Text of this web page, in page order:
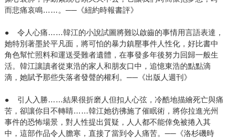
而悲痛哀鳴……。──《紐約時報書評》
● 令人心痛……韓江的小說試圖將難以啟齒的事情用言語表達，
她特別著墨於平凡面，將可怕的暴力鎮壓事件人性化，好比書中
角色幫忙照料和運送受難者遺體，在事發多年後努力回歸一般生
活。韓江讓讀者從東浩的家人和朋友口中，追憶東浩的點點滴
滴，她賦予那些失落者發聲的權利。──《出版人週刊》
● 引人入勝……結果很折磨人但扣人心弦，冷酷地描繪死亡與痛
苦，卻讓你目不轉睛……韓江她彷彿施了催眠術，將你拉進光州
事件的恐怖場景，對人性提出質疑，人人都不能倖免被捲入其
中，這部作品令人膽寒，直接了當到令人痛苦。──《洛杉磯時